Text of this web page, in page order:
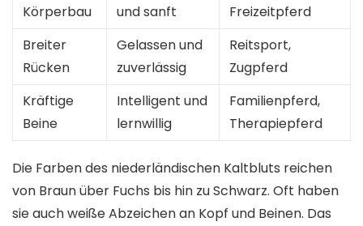
Körperbau
und sanft
Freizeitpferd
Breiter
Rücken
Gelassen und
zuverlässig
Reitsport,
Zugpferd
Kräftige
Beine
Intelligent und
lernwillig
Familienpferd,
Therapiepferd
Die Farben des niederländischen Kaltbluts reichen
von Braun über Fuchs bis hin zu Schwarz. Oft haben
sie auch weiße Abzeichen an Kopf und Beinen. Das